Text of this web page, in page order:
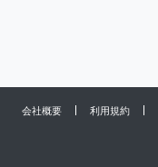
会社概要 利用規約